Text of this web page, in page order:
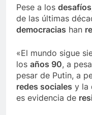
Pese a los desafíos
de las últimas
democracias han
«El mundo sigue
los años 90, a
pesar de Putin, a
redes sociales y la
es evidencia de